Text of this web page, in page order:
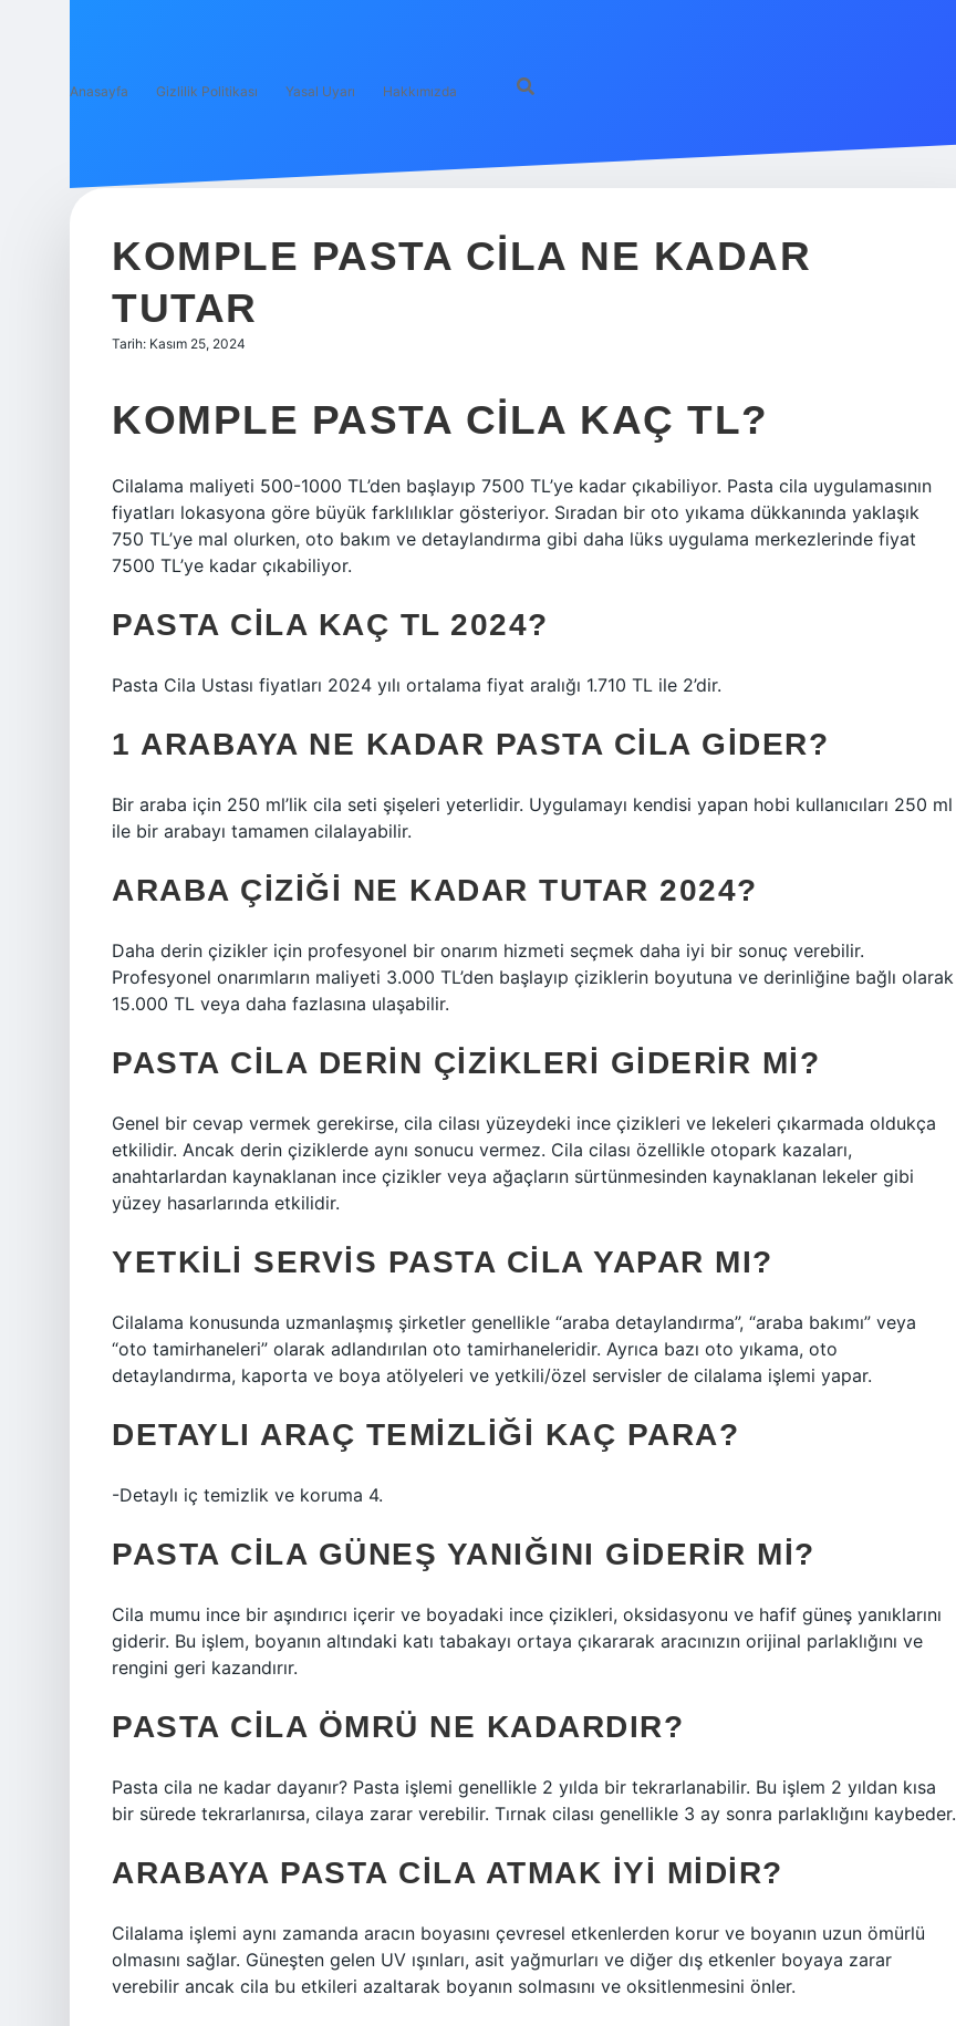
Anasayfa Gizlilik Politikası Yasal Uyarı Hakkımızda
KOMPLE PASTA CILA NE KADAR
TUTAR
Tarih: Kasım 25, 2024
KOMPLE PASTA CILA KAÇ TL?
Cilalama maliyeti 500-1000 TL’den başlayıp 7500 TL’ye kadar çıkabiliyor. Pasta cila uygulamasının
fiyatları lokasyona göre büyük farklılıklar gösteriyor. Sıradan bir oto yıkama dükkanında yaklaşık
750 TL’ye mal olurken, oto bakım ve detaylandırma gibi daha lüks uygulama merkezlerinde fiyat
7500 TL’ye kadar çıkabiliyor.
PASTA CILA KAÇ TL 2024?
Pasta Cila Ustası fiyatları 2024 yılı ortalama fiyat aralığı 1.710 TL ile 2’dir.
1 ARABAYA NE KADAR PASTA CILA GIDER?
Bir araba için 250 ml’lik cila seti şişeleri yeterlidir. Uygulamayı kendisi yapan hobi kullanıcıları 250 ml
ile bir arabayı tamamen cilalayabilir.
ARABA ÇIZIĞI NE KADAR TUTAR 2024?
Daha derin çizikler için profesyonel bir onarım hizmeti seçmek daha iyi bir sonuç verebilir.
Profesyonel onarımların maliyeti 3.000 TL’den başlayıp çiziklerin boyutuna ve derinliğine bağlı olarak
15.000 TL veya daha fazlasına ulaşabilir.
PASTA CILA DERIN ÇIZIKLERI GIDERIR MI?
Genel bir cevap vermek gerekirse, cila cilası yüzeydeki ince çizikleri ve lekeleri çıkarmada oldukça
etkilidir. Ancak derin çiziklerde aynı sonucu vermez. Cila cilası özellikle otopark kazaları,
anahtarlardan kaynaklanan ince çizikler veya ağaçların sürtünmesinden kaynaklanan lekeler gibi
yüzey hasarlarında etkilidir.
YETKILI SERVIS PASTA CILA YAPAR MI?
Cilalama konusunda uzmanlaşmış şirketler genellikle “araba detaylandırma”, “araba bakımı” veya
“oto tamirhaneleri” olarak adlandırılan oto tamirhaneleridir. Ayrıca bazı oto yıkama, oto
detaylandırma, kaporta ve boya atölyeleri ve yetkili/özel servisler de cilalama işlemi yapar.
DETAYLI ARAÇ TEMIZLIĞI KAÇ PARA?
-Detaylı iç temizlik ve koruma 4.
PASTA CILA GÜNEŞ YANIĞINI GIDERIR MI?
Cila mumu ince bir aşındırıcı içerir ve boyadaki ince çizikleri, oksidasyonu ve hafif güneş yanıklarını
giderir. Bu işlem, boyanın altındaki katı tabakayı ortaya çıkararak aracınızın orijinal parlaklığını ve
rengini geri kazandırır.
PASTA CILA ÖMRÜ NE KADARDIR?
Pasta cila ne kadar dayanır? Pasta işlemi genellikle 2 yılda bir tekrarlanabilir. Bu işlem 2 yıldan kısa
bir sürede tekrarlanırsa, cilaya zarar verebilir. Tırnak cilası genellikle 3 ay sonra parlaklığını kaybeder.
ARABAYA PASTA CILA ATMAK IYI MIDIR?
Cilalama işlemi aynı zamanda aracın boyasını çevresel etkenlerden korur ve boyanın uzun ömürlü
olmasını sağlar. Güneşten gelen UV ışınları, asit yağmurları ve diğer dış etkenler boyaya zarar
verebilir ancak cila bu etkileri azaltarak boyanın solmasını ve oksitlenmesini önler.